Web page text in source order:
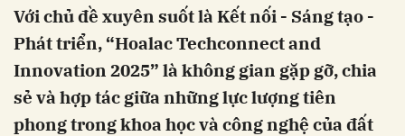
Với chủ đề xuyên suốt là Kết nối - Sáng tạo -
Phát triển, “Hoalac Techconnect and
Innovation 2025” là không gian gặp gỡ, chia
sẻ và hợp tác giữa những lực lượng tiên
phong trong khoa học và công nghệ của đất